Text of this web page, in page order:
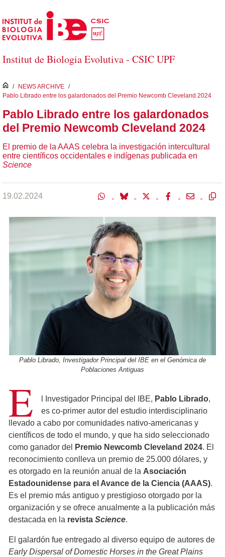
Saltar al contenido principal
Institut de Biologia Evolutiva - CSIC UPF
inici
/ NEWS ARCHIVE /
Pablo Librado entre los galardonados del Premio Newcomb Cleveland 2024
Pablo Librado entre los galardonados
del Premio Newcomb Cleveland 2024
El premio de la AAAS celebra la investigación intercultural
entre científicos occidentales e indígenas publicada en
Science
19.02.2024
Pablo Librado, Investigador Principal del IBE en el Genómica de
Poblaciones Antiguas
E l Investigador Principal del IBE, Pablo Librado,
es co-primer autor del estudio interdisciplinario
llevado a cabo por comunidades nativo-americanas y
científicos de todo el mundo, y que ha sido seleccionado
como ganador del
Premio Newcomb Cleveland 2024. El
reconocimiento conlleva un premio de 25.000 dólares, y
es otorgado en la reunión anual de la Asociación
Estadounidense para el Avance de la Ciencia (AAAS).
Es el premio más antiguo y prestigioso otorgado por la
organización y se ofrece anualmente a la publicación más
destacada en la revista Science.
El galardón fue entregado al diverso equipo de autores de
Early Dispersal of Domestic Horses in the Great Plains